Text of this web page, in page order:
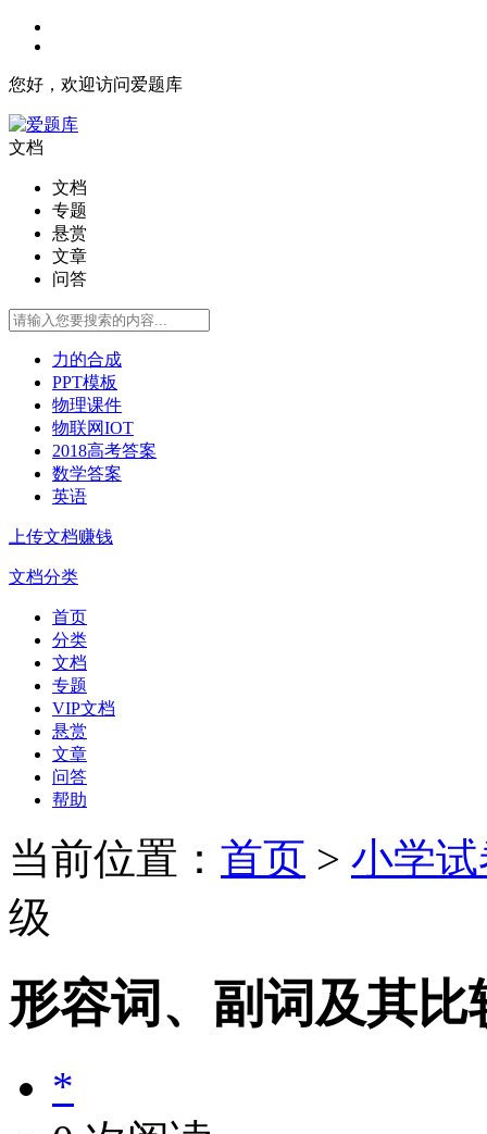
您好，欢迎访问爱题库
文档
文档
专题
悬赏
文章
问答
力的合成
PPT模板
物理课件
物联网IOT
2018高考答案
数学答案
英语
上传文档赚钱
文档分类
首页
分类
文档
专题
VIP文档
悬赏
文章
问答
帮助
当前位置： 首页 > 小学
级
形容词、副词及其比
*